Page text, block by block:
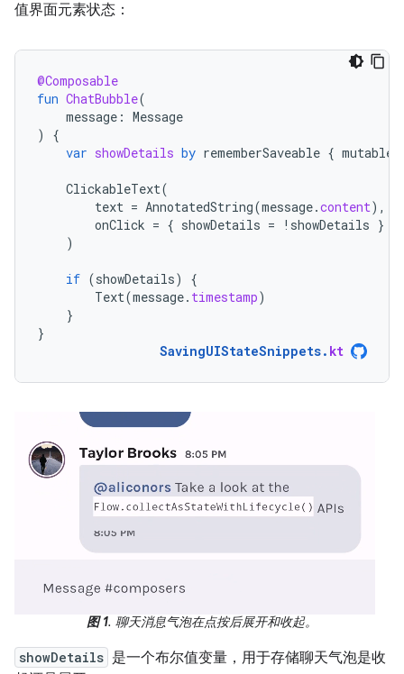
值界面元素状态：
@Composable
fun ChatBubble(
message : Message
)
{
var showDetails by rememberSaveable {
ClickableText(
text = AnnotatedString(message.content),
onClick = { showDetails = ! showDetails }
)
if (showDetails)
{
Text(message. timestamp)
}
}
SavingUIStateSnippets. kt
图 1. 聊天消息气泡在点按后展开和收起。
showDetails 是一个布尔值变量，用于存储聊天气泡是收